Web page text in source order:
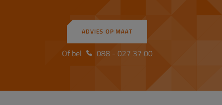
ADVIES OP MAAT
Of bel 088 - 027 37 00